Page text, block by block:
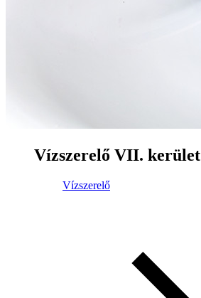
Vízszerelő VII. kerület
Vízszerelő